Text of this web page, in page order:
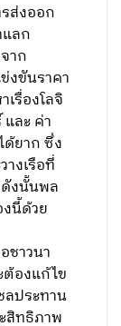
ส่งออก
ลก
าก
งขันราคา
รื่องโลจิ
ละ ค่า
ด้ยาก ซึ่ง
งเรือที่
ดังนั้นพล
นี้ด้วย
ชาวนา
ต้องแก้ไข
ประทาน
สิทธิภาพ